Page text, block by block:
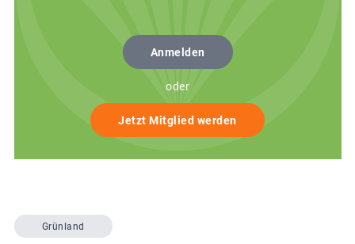
Anmelden
oder
Jetzt Mitglied werden
Grünland